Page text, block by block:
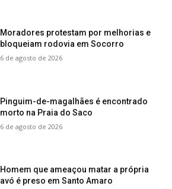
Moradores protestam por melhorias e
bloqueiam rodovia em Socorro
6 de agosto de 2026
Pinguim-de-magalhães é encontrado
morto na Praia do Saco
6 de agosto de 2026
Homem que ameaçou matar a própria
avó é preso em Santo Amaro